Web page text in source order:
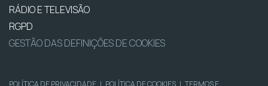
RÁDIO E TELEVISÃO
RGPD
GESTÃO DAS DEFINIÇÕES DE COOKIES
POLÍTICA DE PRIVACIDADE | POLÍTICA DE COOKIES | TERMOS E